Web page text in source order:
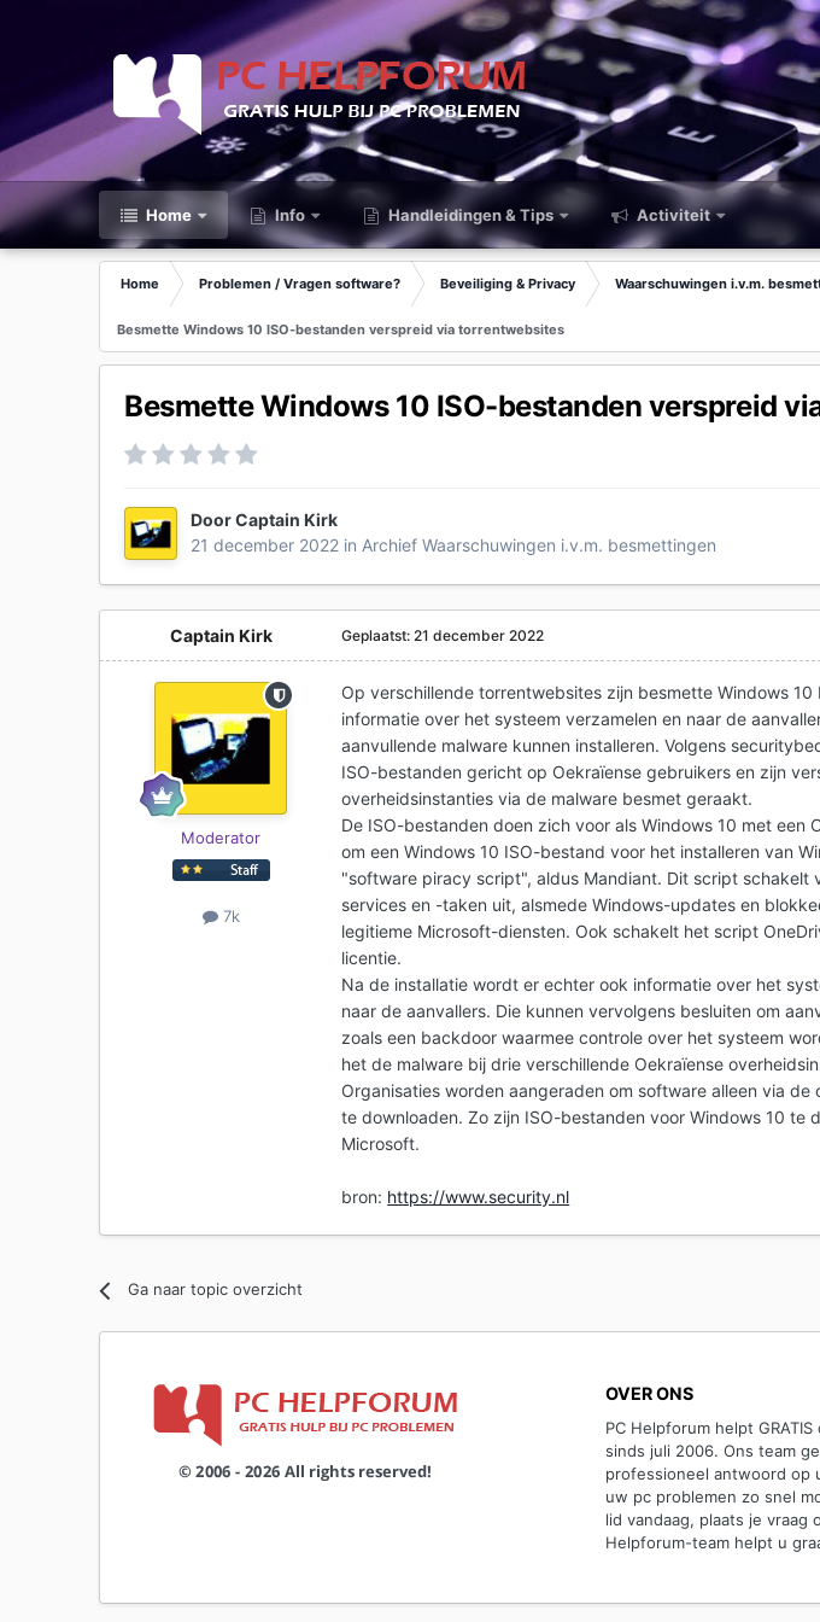
Home Info Handleidingen & Tips Activiteit
Home Problemen / Vragen software? Beveiliging & Privacy Waarschuwingen i.v.m.
Besmette Windows 10 ISO-bestanden verspreid via torrentwebsites
Besmette Windows 10 ISO-bestanden verspreid
DoorCaptain Kirk
21 december 2022 in Archief Waarschuwingen i.v.m. besmettingen
Captain Kirk
Moderator
7k
Geplaatst:21 december 2022
Op verschillende torrentwebsites zijn besmette Windows
informatie over het systeem verzamelen en naar de
aanvullende malware kunnen installeren. Volgens
ISO-bestanden gericht op Oekraïense gebruikers en zijn
overheidsinstanties via de malware besmet geraakt.
De ISO-bestanden doen zich voor als Windows 10 met een
om een Windows 10 ISO-bestand voor het installeren van
"software piracy script", aldus Mandiant. Dit script schakelt
services en -taken uit, alsmede Windows-updates en
legitieme Microsoft-diensten. Ook schakelt het script
licentie.
Na de installatie wordt er echter ook informatie over het
naar de aanvallers. Die kunnen vervolgens besluiten om
zoals een backdoor waarmee controle over het systeem
het de malware bij drie verschillende Oekraïense
Organisaties worden aangeraden om software alleen via
te downloaden. Zo zijn ISO-bestanden voor Windows 10 te
Microsoft.
bron: https://www.security.nl
Ga naar topic overzicht
OVER ONS
PC Helpforum helpt
sinds juli 2006. Ons team
professioneel antwoord op
uw pc problemen zo snel
lid vandaag, plaats je vraag
Helpforum-team helpt u